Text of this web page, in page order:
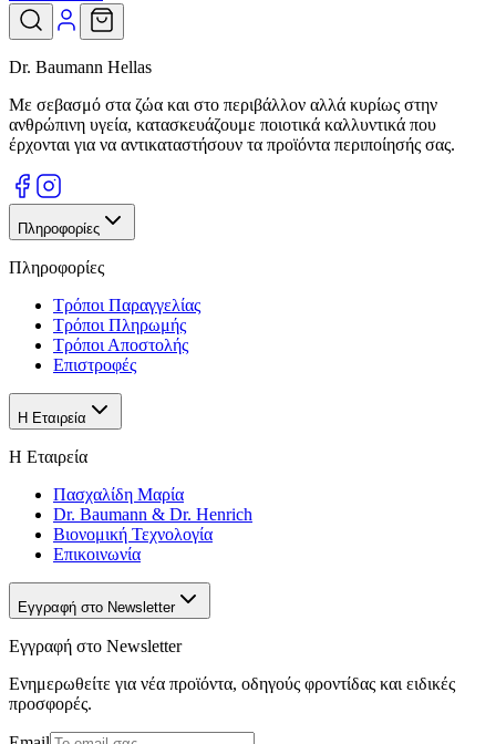
Dr. Baumann Hellas
Με σεβασμό στα ζώα και στο περιβάλλον αλλά κυρίως στην
ανθρώπινη υγεία, κατασκευάζουμε ποιοτικά καλλυντικά που
έρχονται για να αντικαταστήσουν τα προϊόντα περιποίησής σας.
Πληροφορίες
Πληροφορίες
Τρόποι Παραγγελίας
Τρόποι Πληρωμής
Τρόποι Αποστολής
Επιστροφές
Η Εταιρεία
Η Εταιρεία
Πασχαλίδη Μαρία
Dr. Baumann & Dr. Henrich
Βιονομική Τεχνολογία
Επικοινωνία
Εγγραφή στο Newsletter
Εγγραφή στο Newsletter
Ενημερωθείτε για νέα προϊόντα, οδηγούς φροντίδας και ειδικές
προσφορές.